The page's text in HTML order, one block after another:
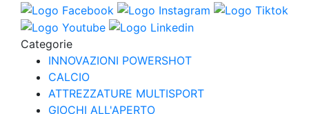
Categorie
INNOVAZIONI POWERSHOT
CALCIO
ATTREZZATURE MULTISPORT
GIOCHI ALL'APERTO